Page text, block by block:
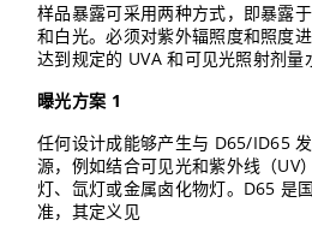
样品暴露可采用两种方式，即暴露
和白光。必须对紫外辐照度和照度
达到规定的 UVA 和可见光照射剂量
曝光方案 1
任何设计成能够产生与 D65/ID65
源，例如结合可见光和紫外线（UV
灯、氙灯或金属卤化物灯。D65 是
准，其定义见